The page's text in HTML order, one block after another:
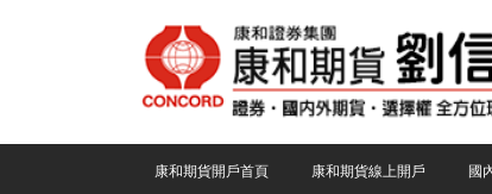
康和期貨開戶首頁 康和期貨線上開戶 國